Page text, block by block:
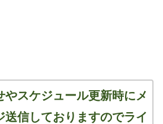
やスケジュール更新時にメ
送信しておりますのでライ